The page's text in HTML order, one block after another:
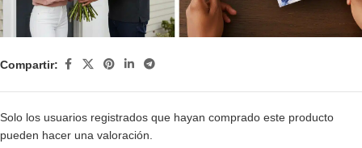
Compartir:
Solo los usuarios registrados que hayan comprado este producto
pueden hacer una valoración.